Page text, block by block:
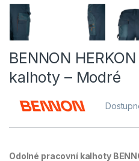
BENNON
kalhoty – Modré
Odolné pracovní kalhoty